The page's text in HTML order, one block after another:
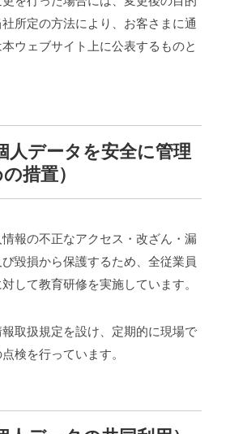
所定の方法により、お客さまに通
ウェブサイト上に公表するものと
人データを安全に管理
措置）
報の不正なアクセス・改ざん・漏
毀損から保護するため、全従業員
して教育研修を実施しています。
報取扱規定を設け、定期的に現場で
検を行っています。